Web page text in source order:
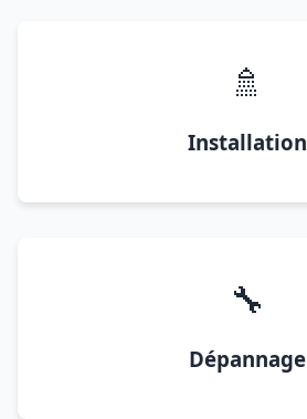
🚿
Installation
🔧
Dépannage